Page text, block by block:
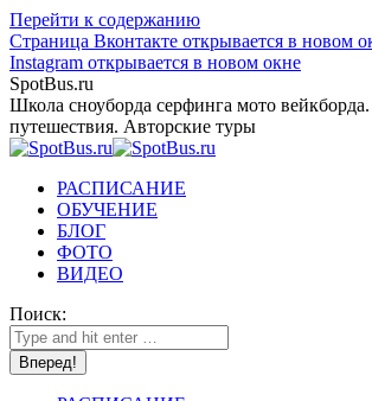
Перейти к содержанию
Страница Вконтакте открывается в новом
Instagram открывается в новом окне
SpotBus.ru
Школа сноуборда серфинга мото
путешествия. Авторские туры
РАСПИСАНИЕ
ОБУЧЕНИЕ
БЛОГ
ФОТО
ВИДЕО
Поиск: